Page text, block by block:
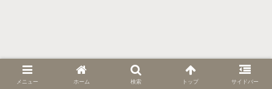
メニュー ホーム 検索 トップ サイドバー